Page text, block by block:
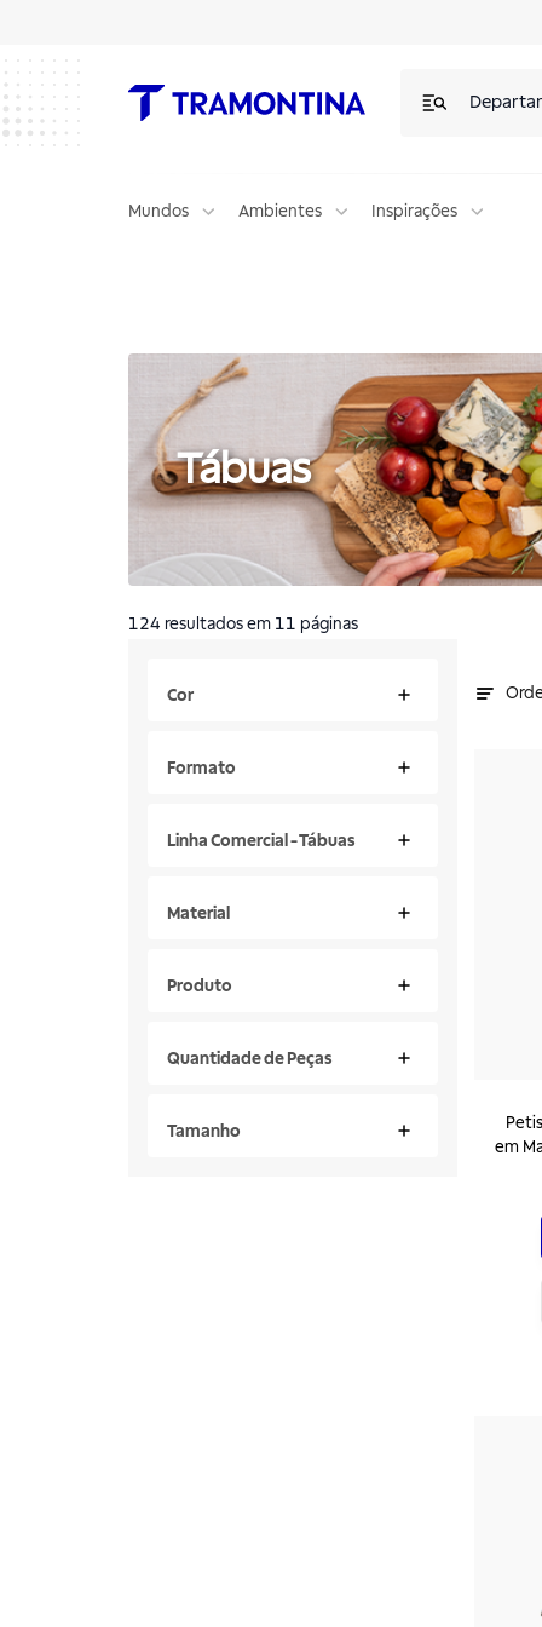
Mundos Ambientes Inspirações
Tábuas
Cor
Formato
Linha Comercial - Tábuas
Material
Produto
Quantidade de Peças
Tamanho
124 resultados em 11 páginas
em